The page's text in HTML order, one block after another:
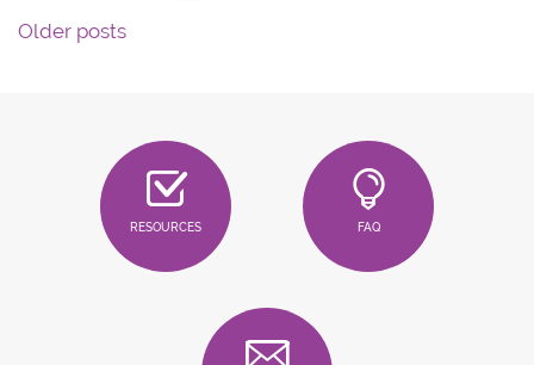
Older posts
RESOURCES FAQ